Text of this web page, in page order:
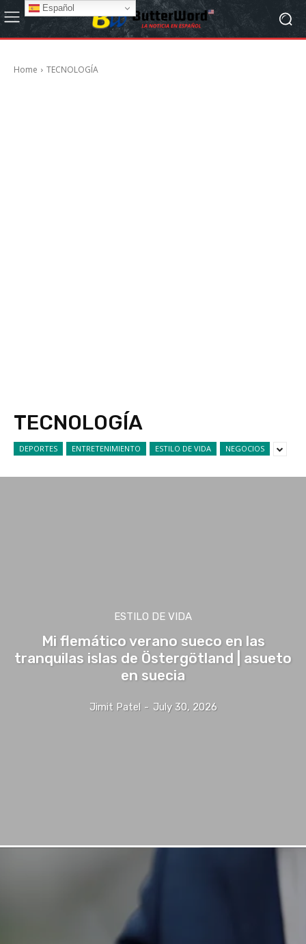
Home TECNOLOGÍA
TECNOLOGÍA
DEPORTES ENTRETENIMIENTO ESTILO DE VIDA NEGOCIOS
ESTILO DE VIDA
Mi flemático verano sueco en las
tranquilas islas de Östergötland | asueto
en suecia
Jimit Patel - July 30, 2026
Español